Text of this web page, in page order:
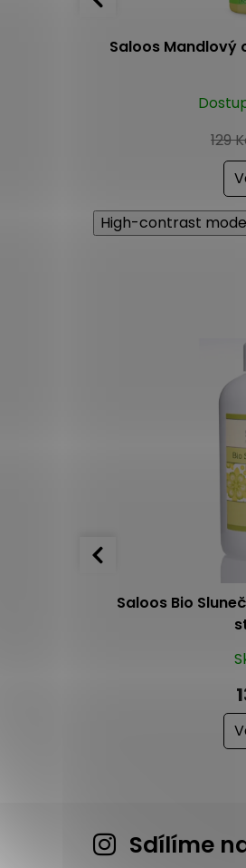
Saloos Mandlový
129
High-contrast mode
Saloos Bio
Sdílíme